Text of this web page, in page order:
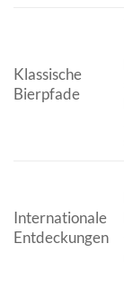
Klassische
Bierpfade
Internationale
Entdeckungen